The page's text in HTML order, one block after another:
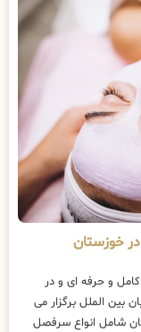
خوزستان
و حرفه ای و در
بین الملل برگزار می
شامل انواع سرفصل